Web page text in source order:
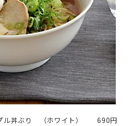
ル丼ぶり （ホワイト） 690円